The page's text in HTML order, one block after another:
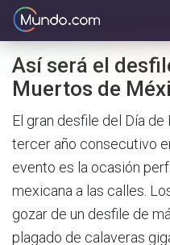
Así será el
Muertos de
El gran desfile del Día
tercer año consecutivo
evento es la ocasión
mexicana a las calles.
gozar de un desfile de
plagado de calaveras